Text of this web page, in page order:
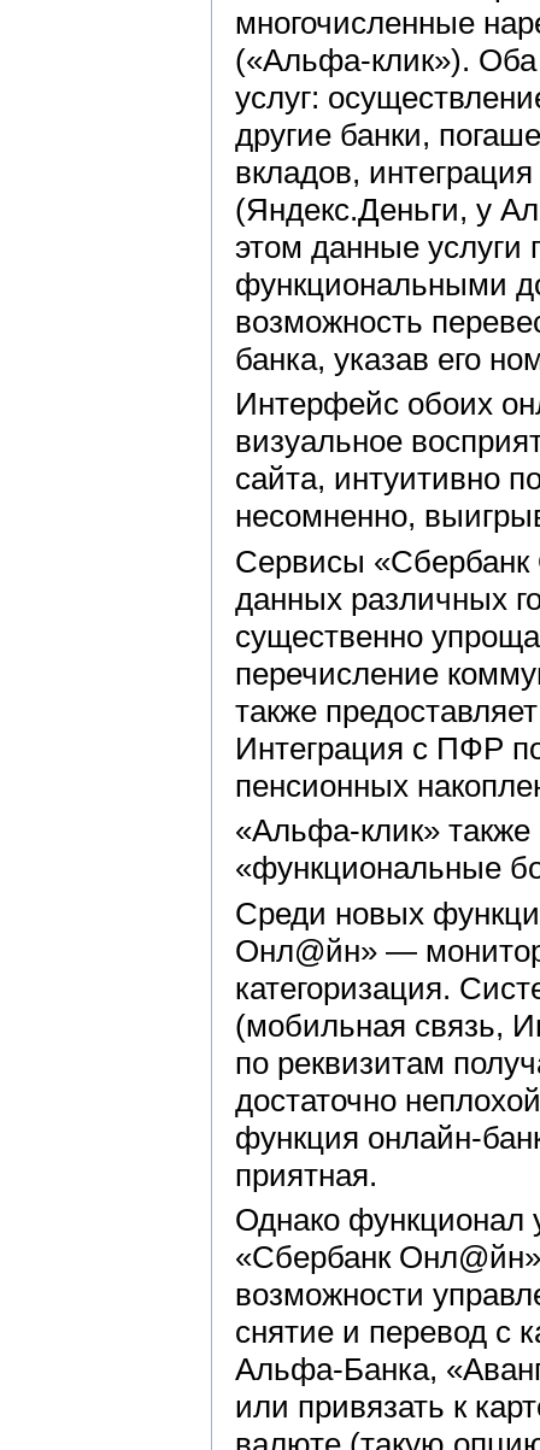
многочисленные
(«Альфа-клик»).
услуг:
другие банки,
вкладов,
(Яндекс.Деньги, у
этом данные
функциональными
возможность
банка, указав его
Интерфейс обоих
визуальное
сайта, интуитивно
несомненно,
Сервисы «Сбербанк
данных различных
существенно
перечисление
также
Интеграция с ПФР
пенсионных
«Альфа-клик»
«функциональные
Среди новых
Онл@йн» —
категоризация.
(мобильная связь,
по реквизитам
достаточно
функция онлайн-
приятная.
Однако функционал
«Сбербанк
возможности
снятие и перевод с
Альфа-Банка,
или привязать к